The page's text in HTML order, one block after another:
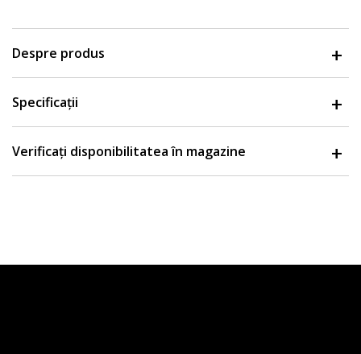
Despre produs
Specificații
Verificați disponibilitatea în magazine